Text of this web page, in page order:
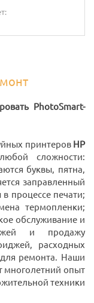
PhotoSmart-
принтеров HP
сложности:
буквы, пятна,
заправленный
процессе печати;
термопленки;
обслуживание и
и продажу
расходных
ремонта. Наши
опыт
техники